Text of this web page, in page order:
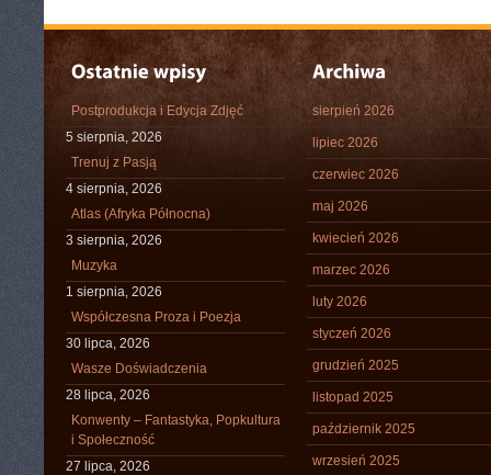
Postprodukcja i Edycja Zdjęć
5 sierpnia, 2026
Trenuj z Pasją
4 sierpnia, 2026
Atlas (Afryka Północna)
3 sierpnia, 2026
Muzyka
1 sierpnia, 2026
Współczesna Proza i Poezja
30 lipca, 2026
Wasze Doświadczenia
28 lipca, 2026
Konwenty – Fantastyka, Popkultura
i Społeczność
27 lipca, 2026
sierpień 2026
lipiec 2026
czerwiec 2026
maj 2026
kwiecień 2026
marzec 2026
luty 2026
styczeń 2026
grudzień 2025
listopad 2025
październik 2025
wrzesień 2025